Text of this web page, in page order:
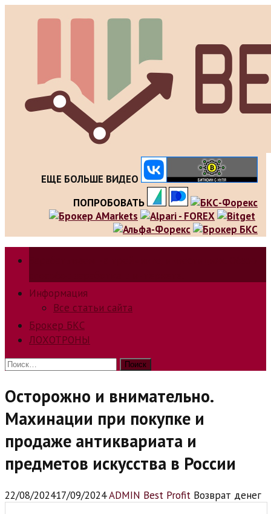
ЕЩЕ БОЛЬШЕ ВИДЕО
ПОПРОБОВАТЬ
Информация
Все статьи сайта
Брокер БКС
ЛОХОТРОНЫ
Найти:
Осторожно и внимательно.
Махинации при покупке и
продаже антиквариата и
предметов искусства в России
22/08/202417/09/2024ADMIN Best Profit Возврат денег